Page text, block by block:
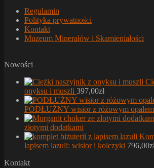
Regulamin
Polityka prywatności
Kontakt
Muzeum Minerałów i Skamieniałości
Nowości
onyksu i muszli 397,00zł
PODŁUŻNY wisior z różowym opalem
złotymi dodatkami
lapisem lazuli: wisior i kolczyki 796,00
Kontakt